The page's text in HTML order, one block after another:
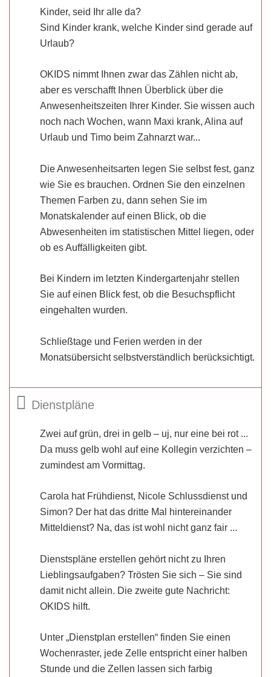
Kinder, seid Ihr alle da?
Sind Kinder krank, welche Kinder sind gerade auf
Urlaub?
OKIDS nimmt Ihnen zwar das Zählen nicht ab,
aber es verschafft Ihnen Überblick über die
Anwesenheitszeiten Ihrer Kinder. Sie wissen auch
noch nach Wochen, wann Maxi krank, Alina auf
Urlaub und Timo beim Zahnarzt war...
Die Anwesenheitsarten legen Sie selbst fest, ganz
wie Sie es brauchen. Ordnen Sie den einzelnen
Themen Farben zu, dann sehen Sie im
Monatskalender auf einen Blick, ob die
Abwesenheiten im statistischen Mittel liegen, oder
ob es Auffälligkeiten gibt.
Bei Kindern im letzten Kindergartenjahr stellen
Sie auf einen Blick fest, ob die Besuchspflicht
eingehalten wurden.
Schließtage und Ferien werden in der
Monatsübersicht selbstverständlich berücksichtigt.
Dienstpläne
Zwei auf grün, drei in gelb – uj, nur eine bei rot ...
Da muss gelb wohl auf eine Kollegin verzichten –
zumindest am Vormittag.
Carola hat Frühdienst, Nicole Schlussdienst und
Simon? Der hat das dritte Mal hintereinander
Mitteldienst? Na, das ist wohl nicht ganz fair ...
Dienstspläne erstellen gehört nicht zu Ihren
Lieblingsaufgaben? Trösten Sie sich – Sie sind
damit nicht allein. Die zweite gute Nachricht:
OKIDS hilft.
Unter „Dienstplan erstellen“ finden Sie einen
Wochenraster, jede Zelle entspricht einer halben
Stunde und die Zellen lassen sich farbig